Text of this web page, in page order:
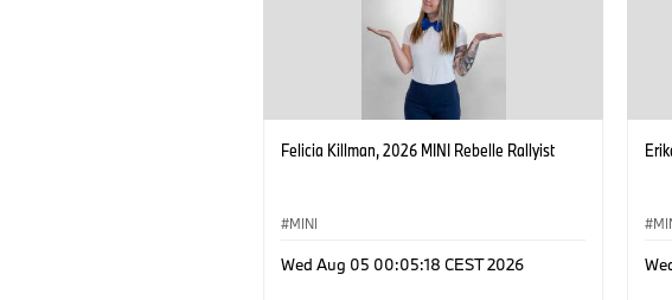
Felicia Killman, 2026 MINI Rebelle Rallyist
MINI
Wed Aug 05 00:05:18 CEST 2026